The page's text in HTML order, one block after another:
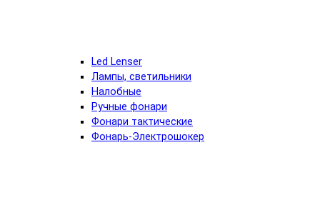
Led Lenser
Лампы, светильники
Налобные
Ручные фонари
Фонари тактические
Фонарь-Электрошокер